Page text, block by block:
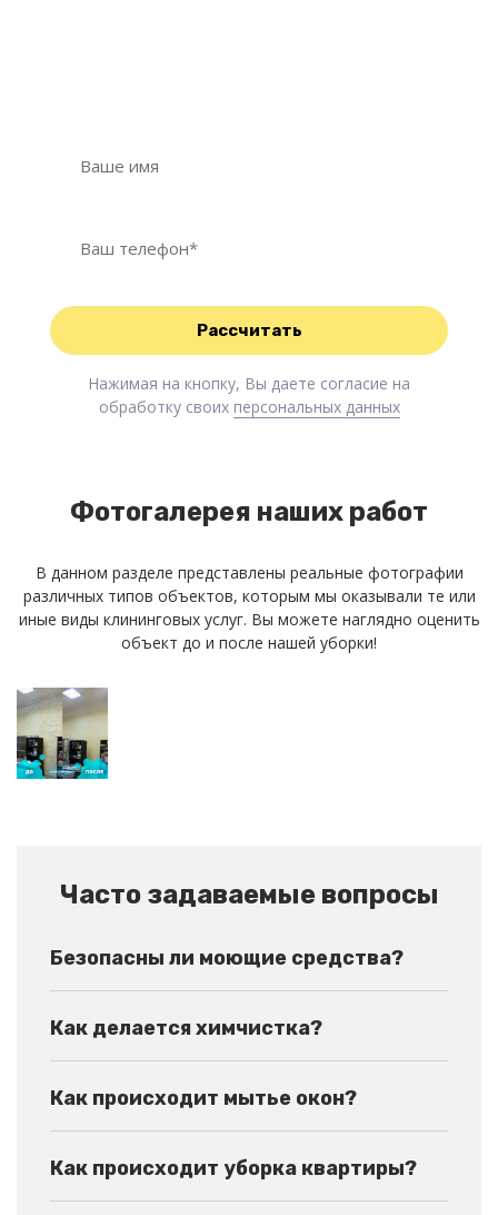
Нажимая на кнопку, Вы даете согласие на
обработку своих персональных данных
Фотогалерея наших работ
В данном разделе представлены реальные фотографии
различных типов объектов, которым мы оказывали те или
иные виды клининговых услуг. Вы можете наглядно оценить
объект до и после нашей уборки!
Часто задаваемые вопросы
Безопасны ли моющие средства?
Как делается химчистка?
Как происходит мытье окон?
Как происходит уборка квартиры?